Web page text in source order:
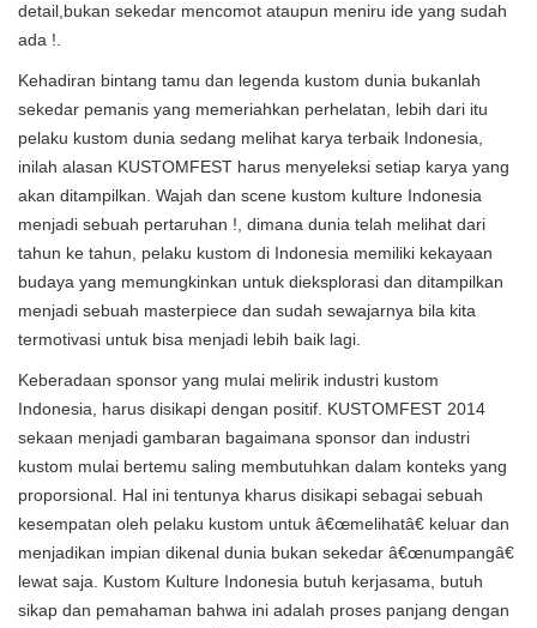
detail,bukan sekedar mencomot ataupun meniru ide yang sudah
ada !.
Kehadiran bintang tamu dan legenda kustom dunia bukanlah
sekedar pemanis yang memeriahkan perhelatan, lebih dari itu
pelaku kustom dunia sedang melihat karya terbaik Indonesia,
inilah alasan KUSTOMFEST harus menyeleksi setiap karya yang
akan ditampilkan. Wajah dan scene kustom kulture Indonesia
menjadi sebuah pertaruhan !, dimana dunia telah melihat dari
tahun ke tahun, pelaku kustom di Indonesia memiliki kekayaan
budaya yang memungkinkan untuk dieksplorasi dan ditampilkan
menjadi sebuah masterpiece dan sudah sewajarnya bila kita
termotivasi untuk bisa menjadi lebih baik lagi.
Keberadaan sponsor yang mulai melirik industri kustom
Indonesia, harus disikapi dengan positif. KUSTOMFEST 2014
sekaan menjadi gambaran bagaimana sponsor dan industri
kustom mulai bertemu saling membutuhkan dalam konteks yang
proporsional. Hal ini tentunya kharus disikapi sebagai sebuah
kesempatan oleh pelaku kustom untuk â€œmelihatâ€ keluar dan
menjadikan impian dikenal dunia bukan sekedar â€œnumpangâ€
lewat saja. Kustom Kulture Indonesia butuh kerjasama, butuh
sikap dan pemahaman bahwa ini adalah proses panjang dengan